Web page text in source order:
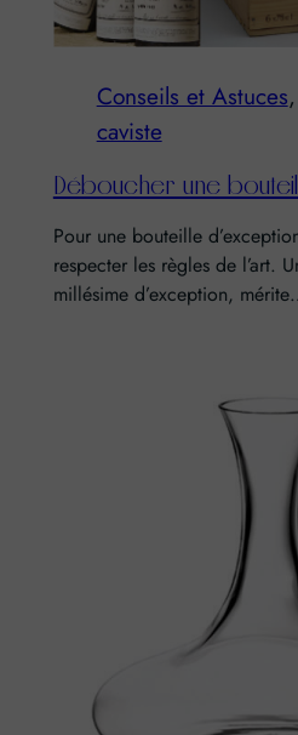
Conseils et Astuces,
caviste
Déboucher une
Pour une bouteille
respecter les règles de l’art.
millésime d’exception,